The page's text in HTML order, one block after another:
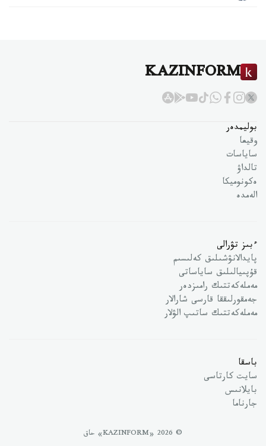
KAZINFORM
بوليمدەر
وقيعا
ساياسات
تالداۋ
ەكونوميكا
الەمدە
ءبىز تۋرالى
پايدالانۋشىلىق كەلىسىم
قۇپىيالىلىق ساياساتى
مەملەكەتتىك رامىزدەر
جەمقورلىققا قارسى شارالار
مەملەكەتتىك ساتىپ الۋلار
باسقا
سايت كارتاسى
بايلانىس
جارناما
© 2026 «KAZINFORM» حاق